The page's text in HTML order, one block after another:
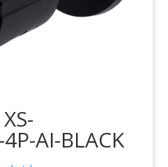
AI-BLACK